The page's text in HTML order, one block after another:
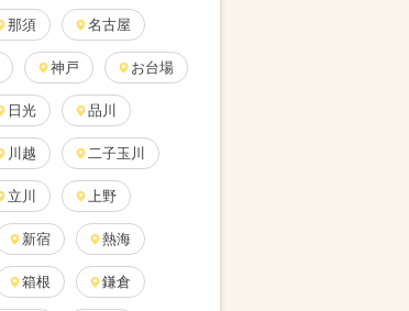
那須 名古屋
神戸 お台場
日光 品川
川越 二子玉川
立川 上野
新宿 熱海
箱根 鎌倉